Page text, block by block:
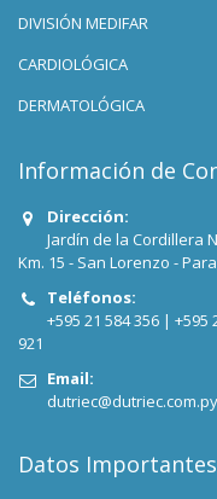
DIVISIÓN MEDIFAR
CARDIOLÓGICA
DERMATOLÓGICA
Información de
Dirección:
Jardín de la Cordillera
Km. 15 - San Lorenzo -
Teléfonos:
+595 21 584 356 | +595
921
Email:
dutriec@dutriec.com.py
Datos Importantes